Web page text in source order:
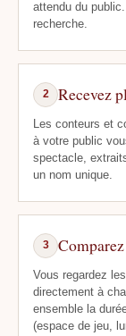
attendu du
recherche.
2 Recevez
Les conteurs et
à votre public
spectacle,
un nom unique.
3
Vous regardez
directement à
ensemble la
(espace de jeu,